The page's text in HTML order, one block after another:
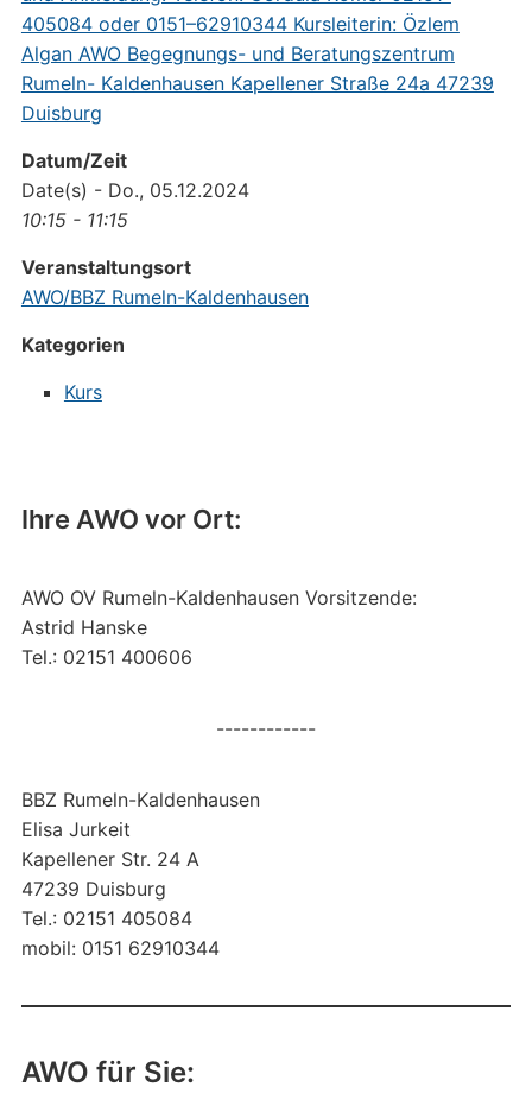
Ihre AWO vor Ort:
AWO OV Rumeln-Kaldenhausen Vorsitzende:
Astrid Hanske
Tel.: 02151 400606
------------
BBZ Rumeln-Kaldenhausen
Elisa Jurkeit
Kapellener Str. 24 A
47239 Duisburg
Tel.: 02151 405084
mobil: 0151 62910344
AWO für Sie:
Datum/Zeit
Date(s) - Do., 05.12.2024
10:15 - 11:15
Veranstaltungsort
AWO/BBZ Rumeln-Kaldenhausen
Kategorien
Kurs